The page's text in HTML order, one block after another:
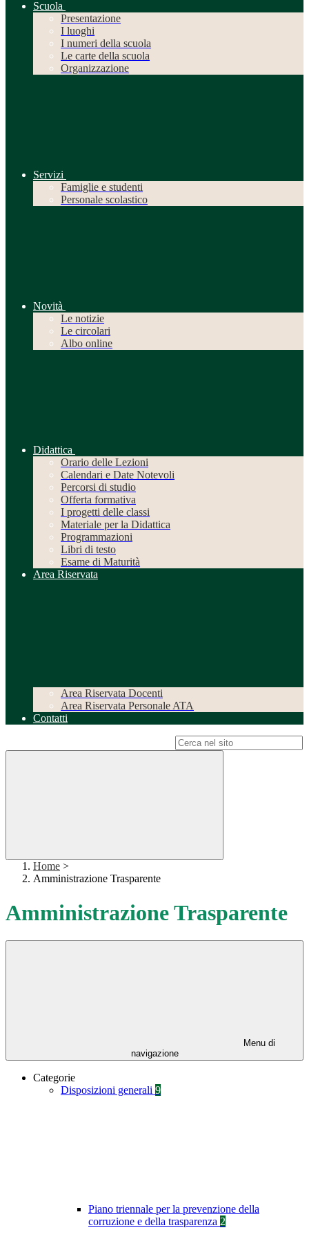
Scuola
Presentazione
I luoghi
I numeri della scuola
Le carte della scuola
Organizzazione
Servizi
Famiglie e studenti
Personale scolastico
Novità
Le notizie
Le circolari
Albo online
Didattica
Orario delle Lezioni
Calendari e Date Notevoli
Percorsi di studio
Offerta formativa
I progetti delle classi
Materiale per la Didattica
Programmazioni
Libri di testo
Esame di Maturità
Area Riservata
Area Riservata Docenti
Area Riservata Personale ATA
Contatti
Home >
Amministrazione Trasparente
Amministrazione Trasparente
Menu di
navigazione
Categorie
Disposizioni generali 9
Piano triennale per la prevenzione della
corruzione e della trasparenza 2